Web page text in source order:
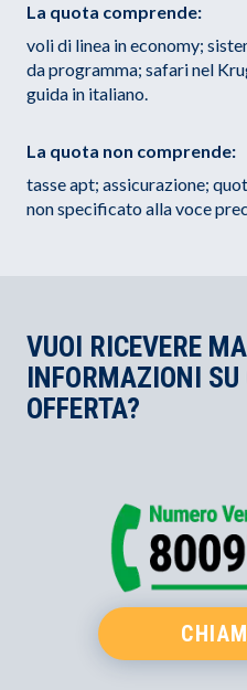
La quota comprende:
voli di linea in economy;
da programma; safari nel
guida in italiano.
La quota non comprende:
tasse apt; assicurazione;
non specificato alla voce
VUOI RICEVERE
INFORMAZIONI SU
OFFERTA?